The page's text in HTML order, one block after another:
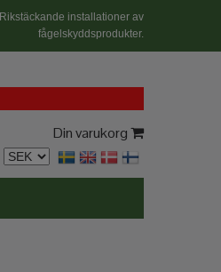
Rikstäckande installationer av
fågelskyddsprodukter.
Din varukorg